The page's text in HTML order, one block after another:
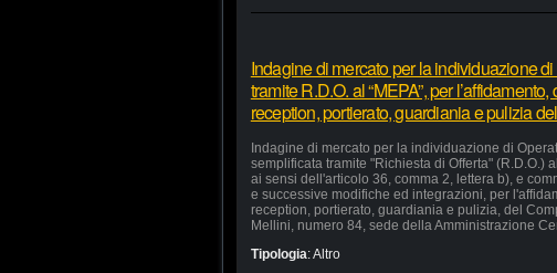
Indagine di mercato per la individuazione
tramite R.D.O. al “MEPA”, per
reception, portierato, guardiania e pulizia
Indagine di mercato per la individuazione di
semplificata tramite "Richiesta di Offerta" (R.D.O.)
ai sensi dell'articolo 36, comma 2, lettera b), e
e successive modifiche ed integrazioni, per
reception, portierato, guardiania e pulizia, del
Mellini, numero 84, sede della Amministrazione
Tipologia:Altro